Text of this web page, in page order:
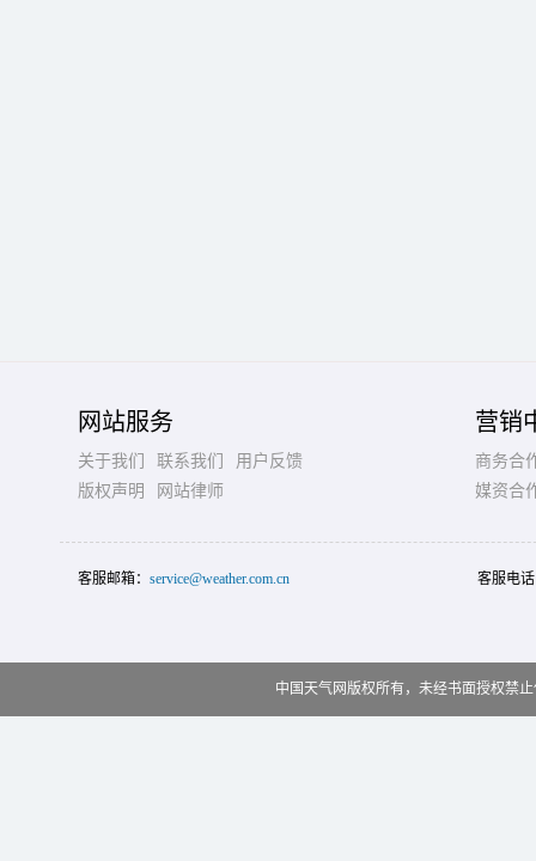
网站服务
关于我们 联系我们
用户反馈
版权声明
网站律师
营销
商务合
媒资合
客服邮箱： service@weather.com.cn 客服电
中国天气网版权所有，未经书面授权